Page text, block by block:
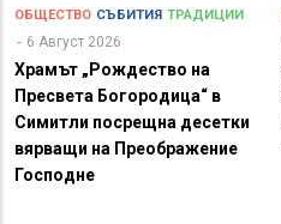
ОБЩЕСТВО СЪБИТИЯ ТРАДИЦИИ
6 Август 2026
Храмът „Рождество на
Пресвета Богородица“ в
Симитли посрещна десетки
вярващи на Преображение
Господне